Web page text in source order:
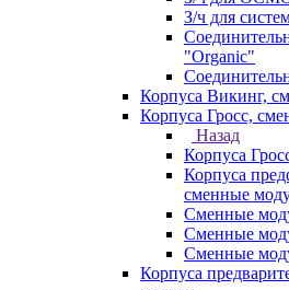
З/ч для
"Organic"
Корпуса Викинг,
Корпуса Гросс,
Назад
Корпуса
Корпуса
сменные
Сменные
Сменные
Сменные
Корпуса